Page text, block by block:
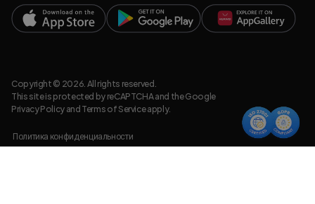
Copyright © 2026. All rights reserved.
This site is protected by reCAPTCHA and the Google
Privacy Policyand Terms of Serviceapply.
Политика конфиденциальности